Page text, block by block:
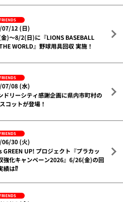
07/12 (日)
)～8/2(日)に『LIONS BASEBALL
WORLD』野球用具回収 実施！
07/08 (水)
ドリーシティ感謝企画に県内市町村の
コットが登場！
06/30 (火)
GREEN UP! プロジェクト『プラカッ
強化キャンペーン2026』6/26(金)の回
績は⁉